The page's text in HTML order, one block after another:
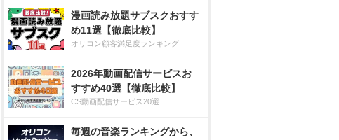
漫画読み放題サブスクおすす
め11選【徹底比較】
オリコン顧客満足度ランキング
2026年動画配信サービスお
すすめ40選【徹底比較】
CS動画配信サービス20選
毎週の音楽ランキングから、